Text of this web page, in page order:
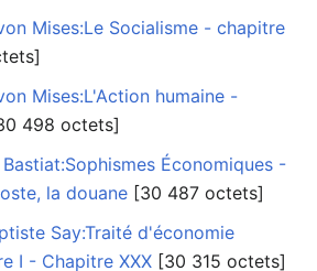
Mises:Le Socialisme - chapitre
Mises:L'Action humaine -
498 octets]
Économiques -
la douane ‎[30 487 octets]
Say:Traité d'économie
I - Chapitre XXX ‎[30 315 octets]